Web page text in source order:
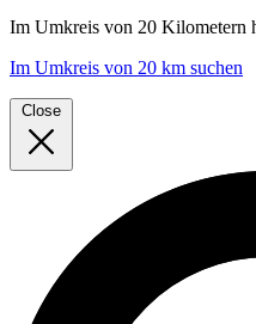
Im Umkreis von 20 Kilometern
Im Umkreis von 20 km suchen
Close